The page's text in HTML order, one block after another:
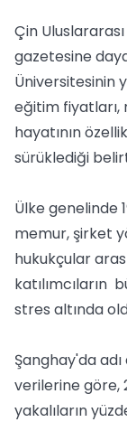
Çin
gazetesine
Üniversitesinin
eğitim fiyatları,
hayatının
sürüklediği
Ülke genelinde
memur, şirket
hukukçular
katılımcıların
stres altında
Şanghay'da
verilerine göre,
yakalıların